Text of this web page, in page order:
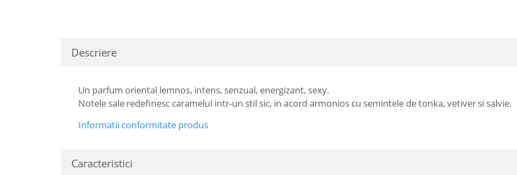
Descriere
Un parfum oriental lemnos, intens, senzual, energizant, sexy.
Notele sale redefinesc caramelul intr-un stil sic, in acord armonios cu semintele de tonka, vetiver si salvie.
Informatii conformitate produs
Caracteristici